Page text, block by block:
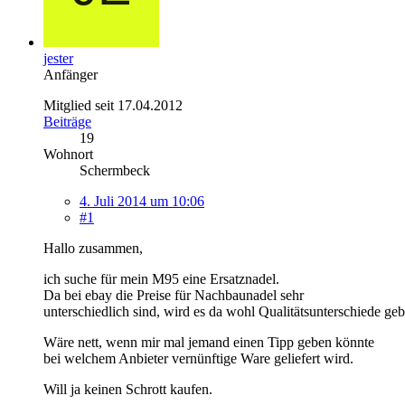
jester
Anfänger
Mitglied seit 17.04.2012
Beiträge
19
Wohnort
Schermbeck
4. Juli 2014 um 10:06
#1
Hallo zusammen,
ich suche für mein M95 eine Ersatznadel.
Da bei ebay die Preise für Nachbaunadel sehr
unterschiedlich sind, wird es da wohl Qualitätsunterschiede
Wäre nett, wenn mir mal jemand einen Tipp geben könnte
bei welchem Anbieter vernünftige Ware geliefert wird.
Will ja keinen Schrott kaufen.